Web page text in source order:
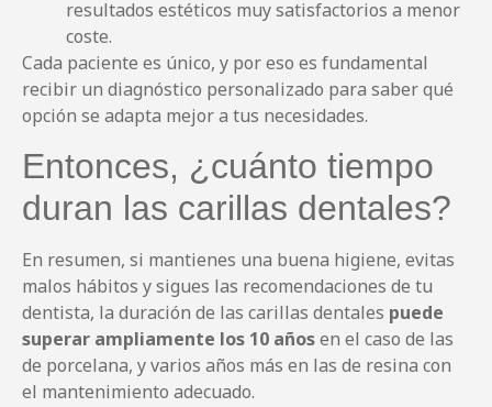
resultados estéticos muy satisfactorios a menor
coste.
Cada paciente es único, y por eso es fundamental
recibir un diagnóstico personalizado para saber qué
opción se adapta mejor a tus necesidades.
Entonces, ¿cuánto tiempo
duran las carillas dentales?
En resumen, si mantienes una buena higiene, evitas
malos hábitos y sigues las recomendaciones de tu
dentista, la duración de las carillas dentales puede
superar ampliamente los 10 añosen el caso de las
de porcelana, y varios años más en las de resina con
el mantenimiento adecuado.